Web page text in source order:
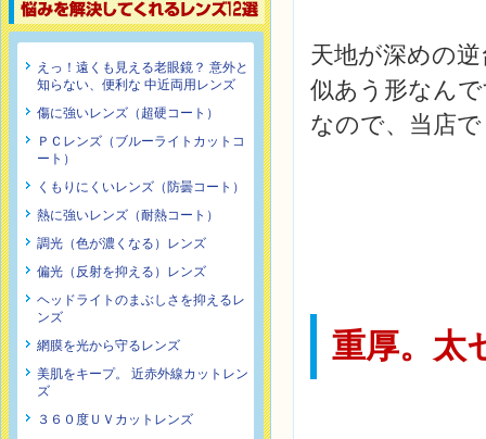
えっ！遠くも見える老眼鏡？ 意外と
知らない、便利な 中近両用レンズ
傷に強いレンズ（超硬コート）
ＰＣレンズ（ブルーライトカットコ
ート）
くもりにくいレンズ（防曇コート）
熱に強いレンズ（耐熱コート）
調光（色が濃くなる）レンズ
偏光（反射を抑える）レンズ
ヘッドライトのまぶしさを抑えるレ
ンズ
網膜を光から守るレンズ
美肌をキープ。 近赤外線カットレン
ズ
３６０度ＵＶカットレンズ
天地が深めの
似あう形なん
なので、当店
重厚。太